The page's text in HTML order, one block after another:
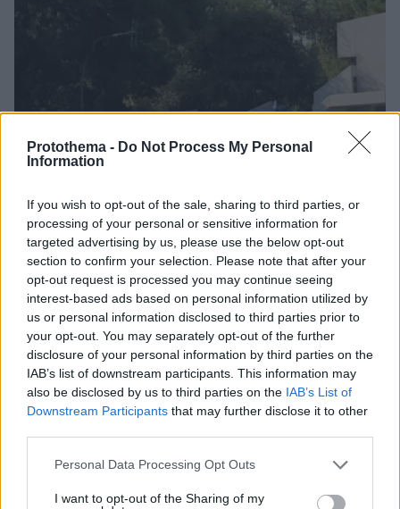
Protothema - Do Not Process My Personal
Information
If you wish to opt-out of the sale, sharing to third parties, or
processing of your personal or sensitive information for
targeted advertising by us, please use the below opt-out
section to confirm your selection. Please note that after your
opt-out request is processed you may continue seeing
interest-based ads based on personal information utilized by
us or personal information disclosed to third parties prior to
your opt-out. You may separately opt-out of the further
disclosure of your personal information by third parties on the
IAB’s list of downstream participants. This information may
also be disclosed by us to third parties on the IAB’s List of
Downstream Participants that may further disclose it to other
Please note that this website/app uses one or more Google
not limited to your visit or usage behaviour. You may click to
Personal Data Processing Opt Outs
I want to opt-out of the Sharing of my
Συναγερμός στο Χαϊδάρι: Άγνωστοι πυροβόλησαν εν
ψυχρώ άντρα την ώρα που περίμενε στο φανάρι
29.10.2019, 11:32
Thema Insights